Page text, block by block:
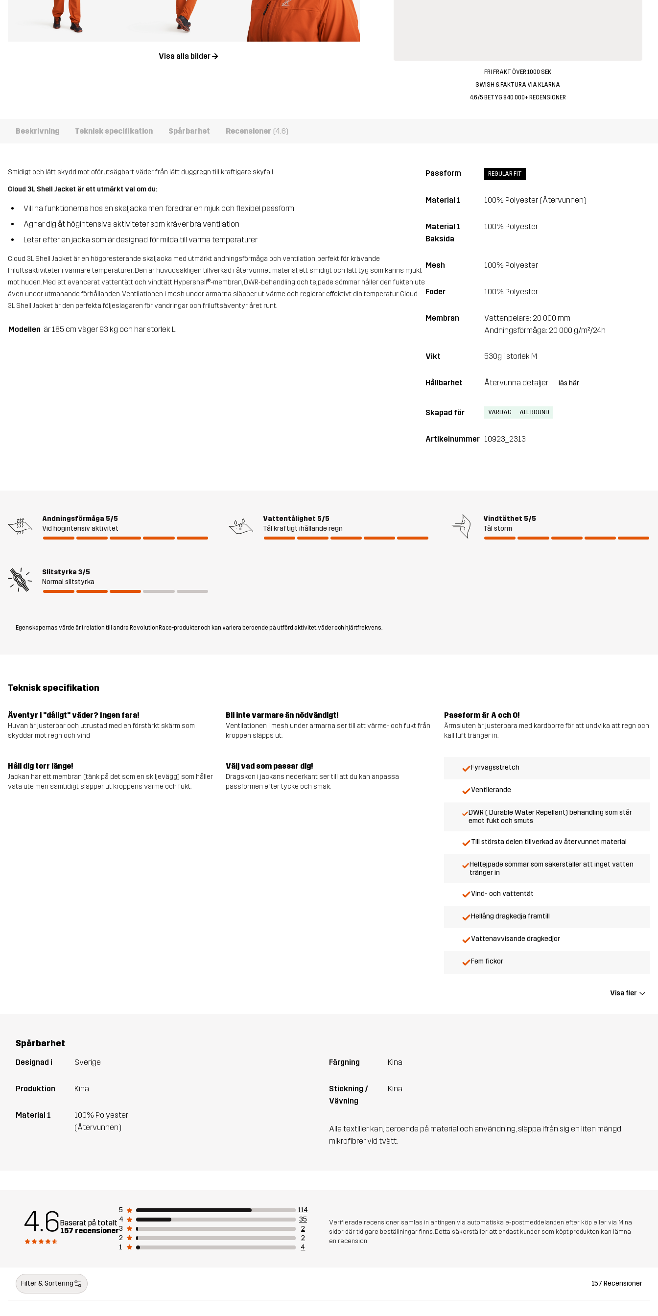
Visa alla bilder
FRI FRAKT ÖVER 1000 SEK
SWISH & FAKTURA VIA KLARNA
4.6/5 BETYG 840 000+ RECENSIONER
Beskrivning Teknisk specifikation Spårbarhet Recensioner (4.6)
Smidigt och lätt skydd mot oförutsägbart väder, från lätt duggregn till kraftigare skyfall.
Cloud 3L Shell Jacket är ett utmärkt val om du:
Vill ha funktionerna hos en skaljacka men föredrar en mjuk och flexibel passform
Ägnar dig åt högintensiva aktiviteter som kräver bra ventilation
Letar efter en jacka som är designad för milda till varma temperaturer
Cloud 3L Shell Jacket är en högpresterande skaljacka med utmärkt andningsförmåga och ventilation, perfekt för krävande
friluftsaktiviteter i varmare temperaturer. Den är huvudsakligen tillverkad i återvunnet material, ett smidigt och lätt tyg som känns mjukt
mot huden. Med ett avancerat vattentätt och vindtätt Hypershell®-membran, DWR-behandling och tejpade sömmar håller den fukten ute
även under utmanande förhållanden. Ventilationen i mesh under armarna släpper ut värme och reglerar effektivt din temperatur. Cloud
3L Shell Jacket är den perfekta följeslagaren för vandringar och friluftsäventyr året runt.
Modellen är 185 cm väger 93 kg och har storlek L.
Passform REGULAR FIT
Material 1 100% Polyester (Återvunnen)
Material 1
Baksida
100% Polyester
Mesh 100% Polyester
Foder 100% Polyester
Membran
Vattenpelare: 20 000 mm
Andningsförmåga: 20 000 g/m²/24h
Vikt 530g i storlek M
Hållbarhet Återvunna detaljer läs här
Skapad för VARDAG ALL-ROUND
Artikelnummer 10923_2313
Andningsförmåga 5/5
Vid högintensiv aktivitet
Vattentålighet 5/5
Tål kraftigt ihållande regn
Vindtäthet 5/5
Tål storm
Slitstyrka 3/5
Normal slitstyrka
Egenskapernas värde är i relation till andra RevolutionRace-produkter och kan variera beroende på utförd aktivitet, väder och hjärtfrekvens.
Teknisk specifikation
Äventyr i "dåligt" väder? Ingen fara!
Huvan är justerbar och utrustad med en förstärkt skärm som
skyddar mot regn och vind
Bli inte varmare än nödvändigt!
Ventilationen i mesh under armarna ser till att värme- och fukt från
kroppen släpps ut.
Passform är A och O!
Ärmsluten är justerbara med kardborre för att undvika att regn och
kall luft tränger in.
Håll dig torr länge!
Jackan har ett membran (tänk på det som en skiljevägg) som håller
väta ute men samtidigt släpper ut kroppens värme och fukt.
Välj vad som passar dig!
Dragskon i jackans nederkant ser till att du kan anpassa
passformen efter tycke och smak.
Fyrvägsstretch
Ventilerande
DWR ( Durable Water Repellant) behandling som står
emot fukt och smuts
Till största delen tillverkad av återvunnet material
Heltejpade sömmar som säkerställer att inget vatten
tränger in
Vind- och vattentät
Hellång dragkedja framtill
Vattenavvisande dragkedjor
Fem fickor
Visa fler
Spårbarhet
Designad i Sverige
Produktion Kina
Material 1
100% Polyester
(Återvunnen)
Färgning Kina
Stickning /
Vävning
Kina
Alla textilier kan, beroende på material och användning, släppa ifrån sig en liten mängd
mikrofibrer vid tvätt.
4.6Baserat på totalt
157 recensioner
5
114
4
35
3
2
2
2
1
4
Verifierade recensioner samlas in antingen via automatiska e-postmeddelanden efter köp eller via Mina
sidor, där tidigare beställningar finns. Detta säkerställer att endast kunder som köpt produkten kan lämna
en recension
Filter & Sortering 157 Recensioner